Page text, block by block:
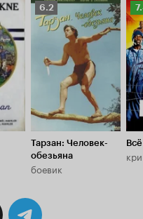
Рейтинг
Кинопоиска
6.2
6.2
Тарзан: Человек-
обезьяна
боевик